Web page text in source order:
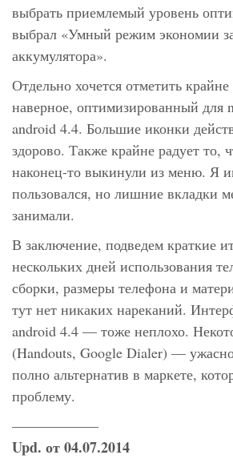
выбрать приемлемый уровень
выбрал «Умный режим экономии
аккумулятора».
Отдельно хочется отметить
наверное, оптимизированный для
android 4.4. Большие иконки
здорово. Также крайне радует то,
наконец-то выкинули из меню. Я
пользовался, но лишние вкладки
занимали.
В заключение, подведем краткие
нескольких дней использования
сборки, размеры телефона и
тут нет никаких нареканий.
android 4.4 — тоже неплохо.
(Handouts, Google Dialer) —
полно альтернатив в маркете,
проблему.
——————
Upd. от 04.07.2014